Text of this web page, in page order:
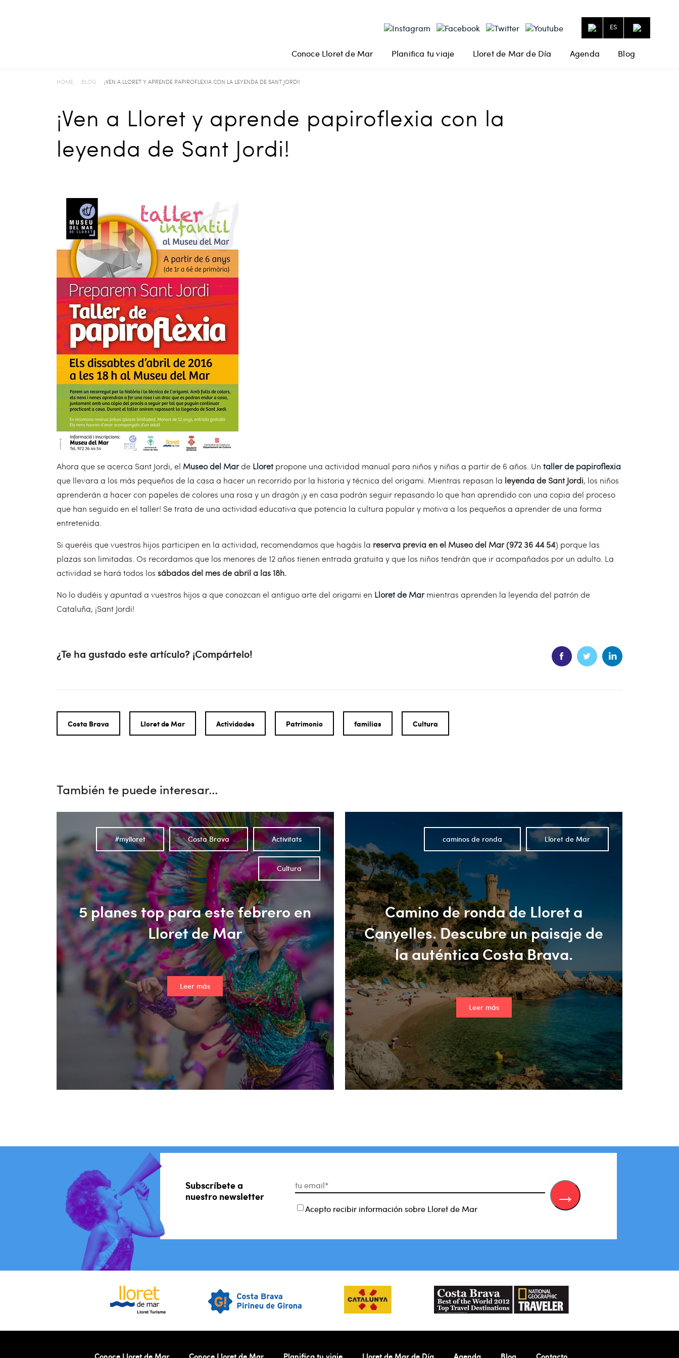
ES
Conoce Lloret de Mar Planifica tu viaje Lloret de Mar de Día Agenda Blog
HOME BLOG ¡VEN A LLORET Y APRENDE PAPIROFLEXIA CON LA LEYENDA DE SANT JORDI!
¡Ven a Lloret y aprende papiroflexia con la
leyenda de Sant Jordi!
Ahora que se acerca Sant Jordi, el Museo del Marde Lloretpropone una actividad manual para niños y niñas a partir de 6 años. Un taller de papiroflexia
que llevara a los más pequeños de la casa a hacer un recorrido por la historia y técnica del origami. Mientras repasan la leyenda de Sant Jordi, los niños
aprenderán a hacer con papeles de colores una rosa y un dragón ¡y en casa podrán seguir repasando lo que han aprendido con una copia del proceso
que han seguido en el taller! Se trata de una actividad educativa que potencia la cultura popular y motiva a los pequeños a aprender de una forma
entretenida.
Si queréis que vuestros hijos participen en la actividad, recomendamos que hagáis la reserva previa en el Museo del Mar (972 36 44 54) porque las
plazas son limitadas. Os recordamos que los menores de 12 años tienen entrada gratuita y que los niños tendrán que ir acompañados por un adulto. La
actividad se hará todos los sábados del mes de abril a las 18h.
No lo dudéis y apuntad a vuestros hijos a que conozcan el antiguo arte del origami en Lloret de Marmientras aprenden la leyenda del patrón de
Cataluña, ¡Sant Jordi!
¿Te ha gustado este artículo? ¡Compártelo!
Costa Brava Lloret de Mar Actividades Patrimonio familias Cultura
También te puede interesar...
5 planes top para este febrero en
Lloret de Mar
Leer más
Activitats
Costa Brava
#mylloret
Cultura
Camino de ronda de Lloret a
Canyelles. Descubre un paisaje de
la auténtica Costa Brava.
Leer más
Lloret de Mar
caminos de ronda
Subscríbete a
nuestro newsletter
Acepto recibir información sobre Lloret de Mar